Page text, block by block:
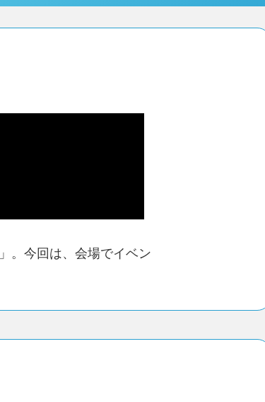
。今回は、会場でイベン